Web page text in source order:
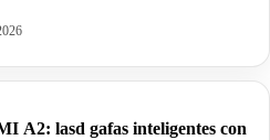
A2: lasd gafas inteligentes con